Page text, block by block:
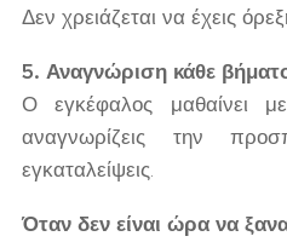
Δεν χρειάζεται να έχεις
5. Αναγνώριση κάθε
Ο εγκέφαλος μαθαίνει
αναγνωρίζεις την
εγκαταλείψεις.
Όταν δεν είναι ώρα να